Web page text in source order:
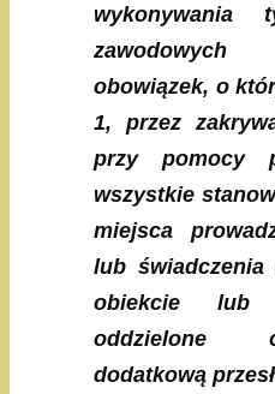
wykonywania
obowiązek, o
1, przez
przy pomocy
wszystkie
miejsca
lub świadczenia
obiekcie lub
oddzielone
dodatkową